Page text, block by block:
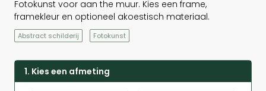
Fotokunst voor aan the muur. Kies een frame,
framekleur en optioneel akoestisch materiaal.
Abstract schilderij Fotokunst
1. Kies een afmeting